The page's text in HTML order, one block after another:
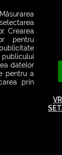
SMART RADIO.
Crearea
pentru
publicului
datelor
pentru a
prin